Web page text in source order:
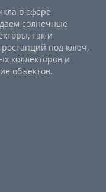
в сфере
солнечные
так и
под ключ,
коллекторов и
объектов.